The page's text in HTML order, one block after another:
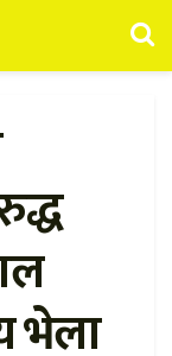
भेला